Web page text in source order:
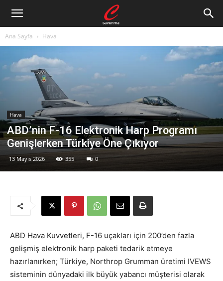
Ana Sayfa Hava
Hava
ABD’nin F-16 Elektronik Harp Programı
Genişlerken Türkiye Öne Çıkıyor
13 Mayıs 2026 355 0
ABD Hava Kuvvetleri, F-16 uçakları için 200’den fazla
gelişmiş elektronik harp paketi tedarik etmeye
hazırlanırken; Türkiye, Northrop Grumman üretimi IVEWS
sisteminin dünyadaki ilk büyük yabancı müşterisi olarak